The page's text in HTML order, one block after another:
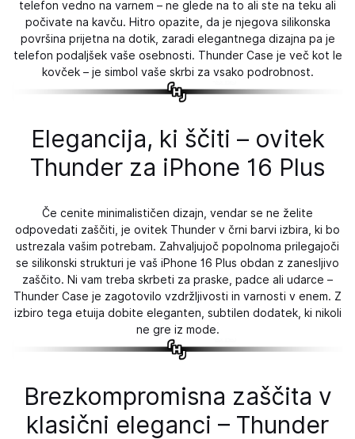
telefon vedno na varnem – ne glede na to ali ste na teku ali
počivate na kavču. Hitro opazite, da je njegova silikonska
površina prijetna na dotik, zaradi elegantnega dizajna pa je
telefon podaljšek vaše osebnosti. Thunder Case je več kot le
kovček – je simbol vaše skrbi za vsako podrobnost.
Elegancija, ki ščiti – ovitek
Thunder za iPhone 16 Plus
Če cenite minimalističen dizajn, vendar se ne želite
odpovedati zaščiti, je ovitek Thunder v črni barvi izbira, ki bo
ustrezala vašim potrebam. Zahvaljujoč popolnoma prilegajoči
se silikonski strukturi je vaš iPhone 16 Plus obdan z zanesljivo
zaščito. Ni vam treba skrbeti za praske, padce ali udarce –
Thunder Case je zagotovilo vzdržljivosti in varnosti v enem. Z
izbiro tega etuija dobite eleganten, subtilen dodatek, ki nikoli
ne gre iz mode.
Brezkompromisna zaščita v
klasični eleganci – Thunder